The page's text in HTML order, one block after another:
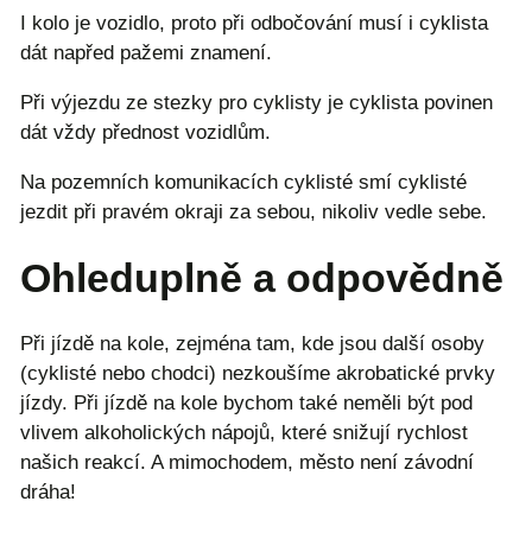
I kolo je vozidlo, proto při odbočování musí i cyklista
dát napřed pažemi znamení.
Při výjezdu ze stezky pro cyklisty je cyklista povinen
dát vždy přednost vozidlům.
Na pozemních komunikacích cyklisté smí cyklisté
jezdit při pravém okraji za sebou, nikoliv vedle sebe.
Ohleduplně a odpovědně
Při jízdě na kole, zejména tam, kde jsou další osoby
(cyklisté nebo chodci) nezkoušíme akrobatické prvky
jízdy. Při jízdě na kole bychom také neměli být pod
vlivem alkoholických nápojů, které snižují rychlost
našich reakcí. A mimochodem, město není závodní
dráha!